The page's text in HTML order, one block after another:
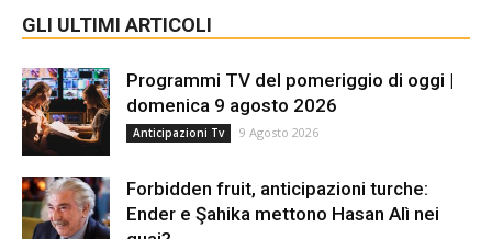
GLI ULTIMI ARTICOLI
Programmi TV del pomeriggio di oggi |
domenica 9 agosto 2026
Anticipazioni Tv 9 Agosto 2026
Forbidden fruit, anticipazioni turche:
Ender e Şahika mettono Hasan Alì nei